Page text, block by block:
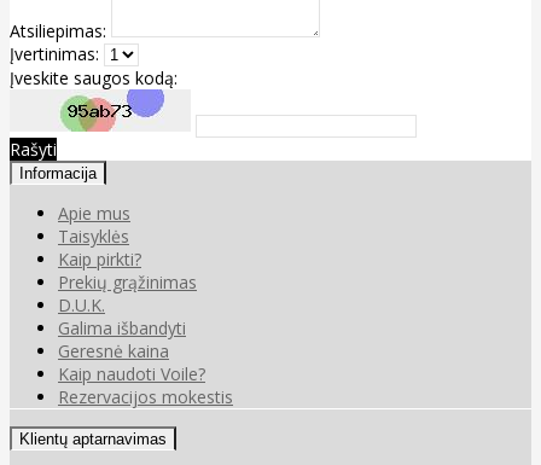
Atsiliepimas:
Įvertinimas:
Įveskite saugos kodą:
Rašyti
Informacija
Apie mus
Taisyklės
Kaip pirkti?
Prekių grąžinimas
D.U.K.
Galima išbandyti
Geresnė kaina
Kaip naudoti Voile?
Rezervacijos mokestis
Klientų aptarnavimas